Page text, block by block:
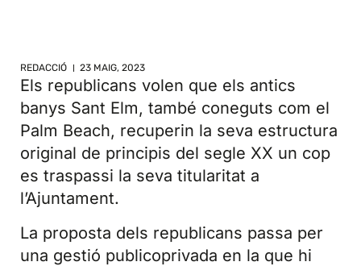
REDACCIÓ 23 MAIG, 2023
Els republicans volen que els antics
banys Sant Elm, també coneguts com el
Palm Beach, recuperin la seva estructura
original de principis del segle XX un cop
es traspassi la seva titularitat a
l’Ajuntament.
La proposta dels republicans passa per
una gestió publicoprivada en la que hi